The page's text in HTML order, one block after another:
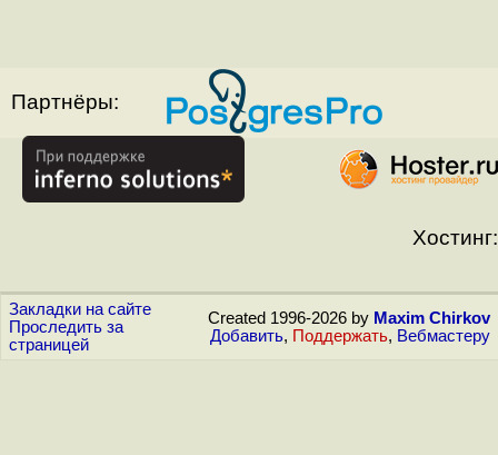
Партнёры:
Хостинг:
Закладки на сайте
Проследить за
страницей
Created 1996-2026 by Maxim Chirkov
Добавить, Поддержать, Вебмастеру